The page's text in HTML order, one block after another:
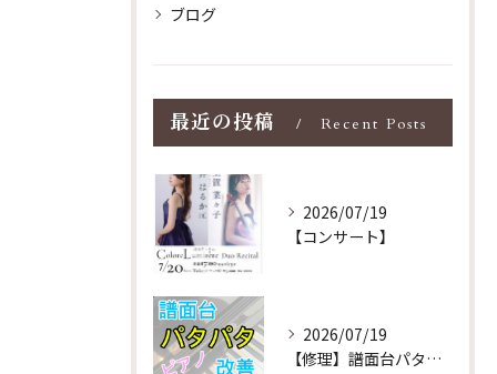
ブログ
最近の投稿 Recent Posts
2026/07/19
【コンサート】
2026/07/19
【修理】譜面台パタパタを改善！ストレス解消！